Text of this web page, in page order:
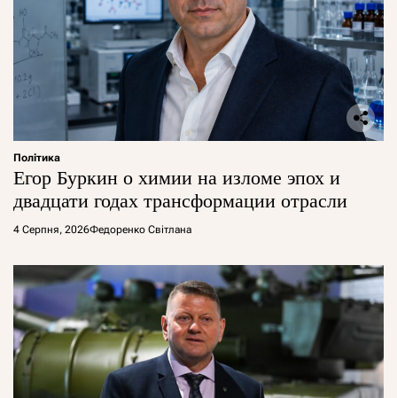
Політика
Егор Буркин о химии на изломе эпох и
двадцати годах трансформации отрасли
4 Серпня, 2026Федоренко Світлана